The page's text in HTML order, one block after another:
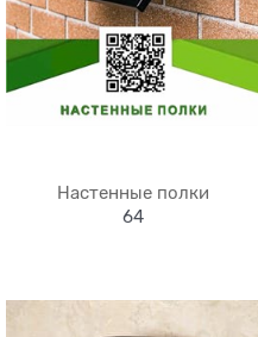
Настенные полки
64